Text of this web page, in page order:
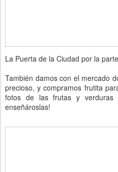
La Puerta de la Ciudad por la
También damos con el mercado
precioso, y compramos frutita
fotos de las frutas y
enseñároslas!